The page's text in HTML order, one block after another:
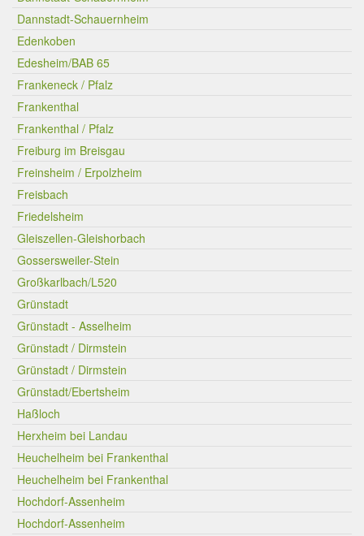
Dannstadt-Schauernheim
Edenkoben
Edesheim/BAB 65
Frankeneck / Pfalz
Frankenthal
Frankenthal / Pfalz
Freiburg im Breisgau
Freinsheim / Erpolzheim
Freisbach
Friedelsheim
Gleiszellen-Gleishorbach
Gossersweiler-Stein
Großkarlbach/L520
Grünstadt
Grünstadt - Asselheim
Grünstadt / Dirmstein
Grünstadt / Dirmstein
Grünstadt/Ebertsheim
Haßloch
Herxheim bei Landau
Heuchelheim bei Frankenthal
Heuchelheim bei Frankenthal
Hochdorf-Assenheim
Hochdorf-Assenheim